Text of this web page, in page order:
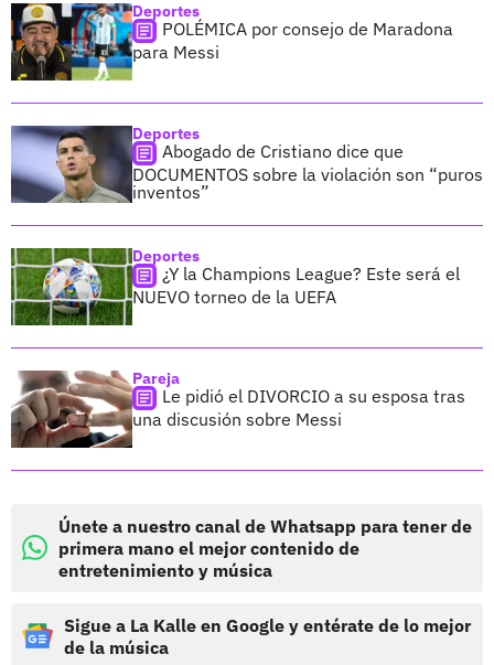
Deportes
POLÉMICA por consejo de Maradona
para Messi
Deportes
Abogado de Cristiano dice que
DOCUMENTOS sobre la violación son “puros
inventos”
Deportes
¿Y la Champions League? Este será el
NUEVO torneo de la UEFA
Pareja
Le pidió el DIVORCIO a su esposa tras
una discusión sobre Messi
Únete a nuestro canal de Whatsapp para tener de
primera mano el mejor contenido de
entretenimiento y música
Sigue a La Kalle en Google y entérate de lo mejor
de la música